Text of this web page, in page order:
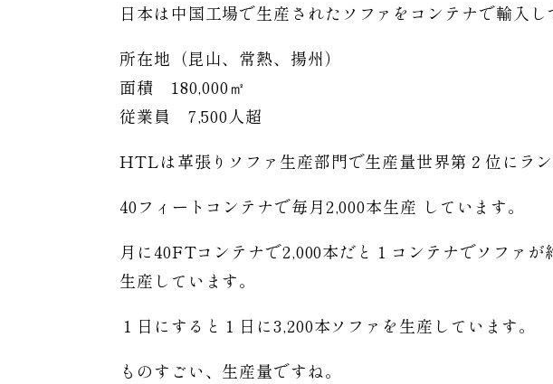
日本は中国工場で生産されたソファをコンテナで輸入し
所在地（昆山、常熱、揚州）
面積 180,000㎡
従業員 7,500人超
HTLは革張りソファ生産部門で生産量世界第２位にラン
40フィートコンテナで毎月2,000本生産 しています。
月に40FTコンテナで2,000本だと１コンテナでソファ
生産しています。
１日にすると１日に3,200本ソファを生産しています。
ものすごい、生産量ですね。